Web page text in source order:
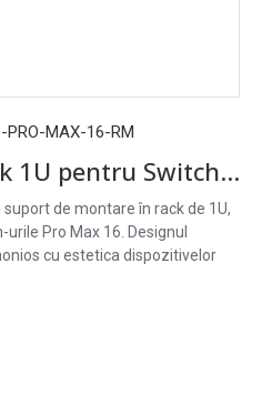
PRO-MAX-16-RM
Kit montare în rack 1U pentru Switch-urile Ubiquiti UniFi Pro Max 16 - UACC-Pro-Max-16-RM
de montare în rack de 1U,
Pro Max 16. Designul
cu estetica dispozitivelor